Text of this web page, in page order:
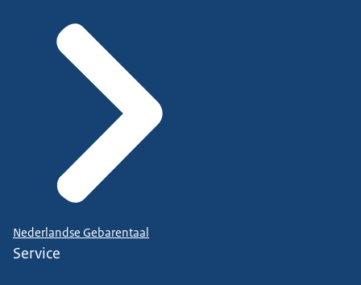
Nederlandse Gebarentaal
Service